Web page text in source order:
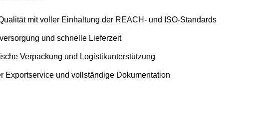
mit voller Einhaltung der REACH- und ISO-Standards
und schnelle Lieferzeit
Verpackung und Logistikunterstützung
Exportservice und vollständige Dokumentation